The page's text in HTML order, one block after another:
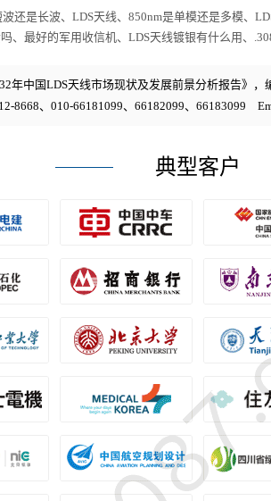
还是长波、LDS天线、850nm是单模还是多模、
、最好的军用收信机、LDS天线镀银有什么用、
年中国LDS天线市场现状及发展前景分析报告》，
8668、010-66181099、66182099、66183099
典型客户